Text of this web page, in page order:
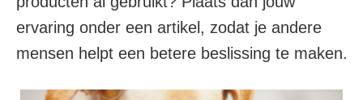
ervaring onder een artikel, zodat je andere
mensen helpt een betere beslissing te maken.